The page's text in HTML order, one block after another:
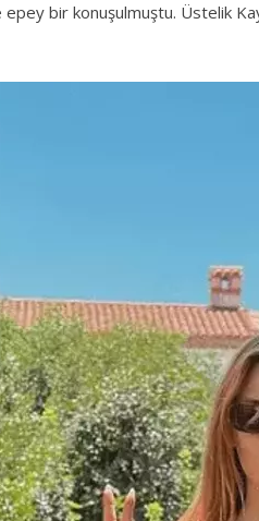
bir konuşulmuştu. Üstelik